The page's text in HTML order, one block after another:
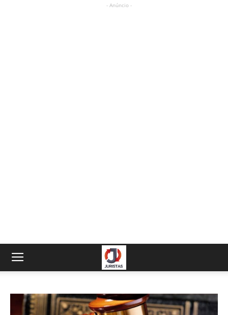
- Anúncio -